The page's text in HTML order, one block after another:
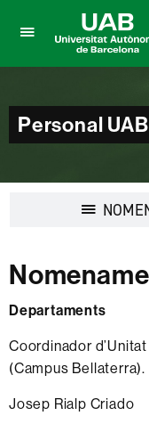
per
menú
de
de
Barcelona
de
Barcelona
Personal UAB
Departaments
Coordinador
(Campus Bellaterra).
Josep Rialp Criado